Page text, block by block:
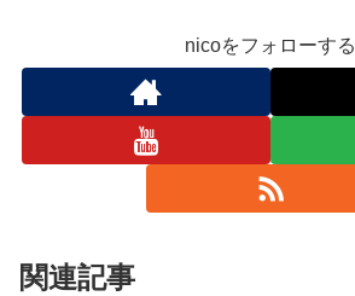
nicoをフォローする
関連記事